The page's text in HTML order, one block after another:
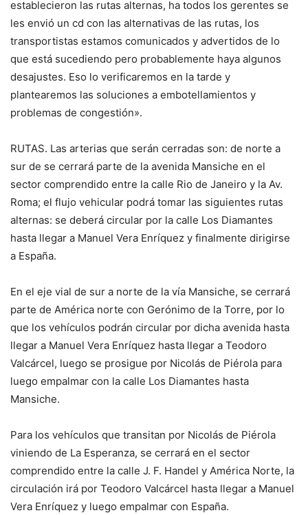
establecieron las rutas alternas, ha todos los gerentes se
les envió un cd con las alternativas de las rutas, los
transportistas estamos comunicados y advertidos de lo
que está sucediendo pero probablemente haya algunos
desajustes. Eso lo verificaremos en la tarde y
plantearemos las soluciones a embotellamientos y
problemas de congestión».
RUTAS. Las arterias que serán cerradas son: de norte a
sur de se cerrará parte de la avenida Mansiche en el
sector comprendido entre la calle Rio de Janeiro y la Av.
Roma; el flujo vehicular podrá tomar las siguientes rutas
alternas: se deberá circular por la calle Los Diamantes
hasta llegar a Manuel Vera Enríquez y finalmente dirigirse
a España.
En el eje vial de sur a norte de la vía Mansiche, se cerrará
parte de América norte con Gerónimo de la Torre, por lo
que los vehículos podrán circular por dicha avenida hasta
llegar a Manuel Vera Enríquez hasta llegar a Teodoro
Valcárcel, luego se prosigue por Nicolás de Piérola para
luego empalmar con la calle Los Diamantes hasta
Mansiche.
Para los vehículos que transitan por Nicolás de Piérola
viniendo de La Esperanza, se cerrará en el sector
comprendido entre la calle J. F. Handel y América Norte, la
circulación irá por Teodoro Valcárcel hasta llegar a Manuel
Vera Enríquez y luego empalmar con España.